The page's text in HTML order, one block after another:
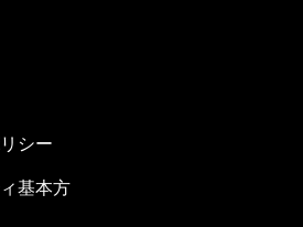
シー
基本方